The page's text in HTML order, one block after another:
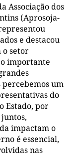
Associação dos
(Aprosoja-
e destacou
o setor
importante
um
do
Estado, por
impactam o
é essencial,
nas